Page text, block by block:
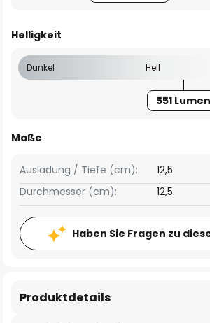
Helligkeit
Dunkel Hell
551 Lumen
Maße
Ausladung / Tiefe (cm):
12,5
Durchmesser (cm):
12,5
Haben Sie Fragen zu
Produktdetails